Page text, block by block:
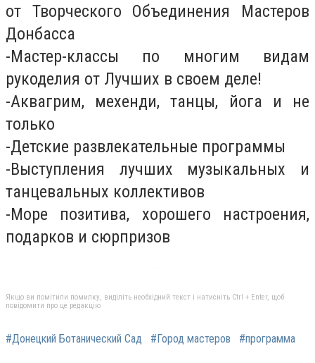
от Творческого Объединения Мастеров
Донбасса
-Мастер-классы по многим видам
рукоделия от Лучших в своем деле!
-Аквагрим, мехенди, танцы, йога и не
только
-Детские развлекательные программы
-Выступления лучших музыкальных и
танцевальных коллективов
-Море позитива, хорошего настроения,
подарков и сюрпризов
Якщо ви помітили помилку, виділіть необхідний текст і натисніть Ctrl + Enter, щоб
повідомити про це редакцію
#Донецкий Ботанический Сад #Город мастеров #программа